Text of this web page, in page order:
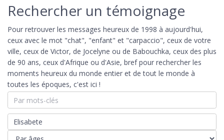
Rechercher un témoignage
Pour retrouver les messages heureux de 1998 à aujourd'hui,
ceux avec le mot "chat", "enfant" et "carpaccio", ceux de votre
ville, ceux de Victor, de Jocelyne ou de Babouchka, ceux des plus
de 90 ans, ceux d'Afrique ou d'Asie, bref pour rechercher les
moments heureux du monde entier et de tout le monde à
toutes les époques, c'est ici !